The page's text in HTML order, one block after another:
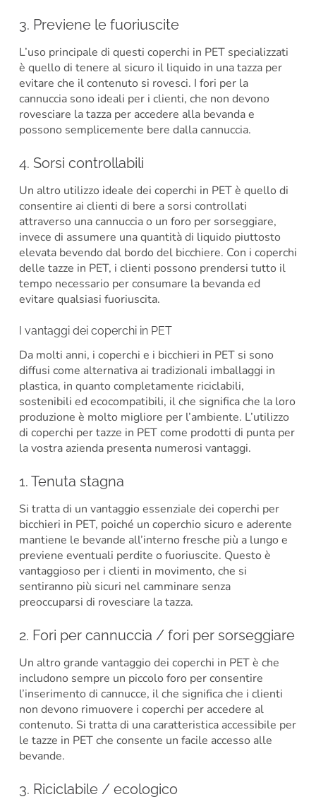
3. Previene le fuoriuscite
L’uso principale di questi coperchi in PET specializzati
è quello di tenere al sicuro il liquido in una tazza per
evitare che il contenuto si rovesci. I fori per la
cannuccia sono ideali per i clienti, che non devono
rovesciare la tazza per accedere alla bevanda e
possono semplicemente bere dalla cannuccia.
4. Sorsi controllabili
Un altro utilizzo ideale dei coperchi in PET è quello di
consentire ai clienti di bere a sorsi controllati
attraverso una cannuccia o un foro per sorseggiare,
invece di assumere una quantità di liquido piuttosto
elevata bevendo dal bordo del bicchiere. Con i coperchi
delle tazze in PET, i clienti possono prendersi tutto il
tempo necessario per consumare la bevanda ed
evitare qualsiasi fuoriuscita.
I vantaggi dei coperchi in PET
Da molti anni, i coperchi e i bicchieri in PET si sono
diffusi come alternativa ai tradizionali imballaggi in
plastica, in quanto completamente riciclabili,
sostenibili ed ecocompatibili, il che significa che la loro
produzione è molto migliore per l’ambiente. L’utilizzo
di coperchi per tazze in PET come prodotti di punta per
la vostra azienda presenta numerosi vantaggi.
1. Tenuta stagna
Si tratta di un vantaggio essenziale dei coperchi per
bicchieri in PET, poiché un coperchio sicuro e aderente
mantiene le bevande all’interno fresche più a lungo e
previene eventuali perdite o fuoriuscite. Questo è
vantaggioso per i clienti in movimento, che si
sentiranno più sicuri nel camminare senza
preoccuparsi di rovesciare la tazza.
2. Fori per cannuccia / fori per sorseggiare
Un altro grande vantaggio dei coperchi in PET è che
includono sempre un piccolo foro per consentire
l’inserimento di cannucce, il che significa che i clienti
non devono rimuovere i coperchi per accedere al
contenuto. Si tratta di una caratteristica accessibile per
le tazze in PET che consente un facile accesso alle
bevande.
3. Riciclabile / ecologico